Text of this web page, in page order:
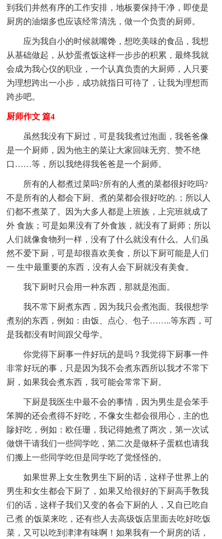
到我们井然有序的工作安排，地板要保持干净，即使是
厨房的油烟多也应该经常清洗，做一个负责的厨师。
应为我自小的时候就嘴馋，想吃美味的食品，我想
从基础做起，从炒蛋煮饭这样一步步的积累，最终我就
会成为我心仪的职业，一个认真负责的大厨师，人只要
为理想跨出一小步，成功就指日可待了，让我为理想而
跨步吧。
厨师作文 篇4
虽然我没有下厨过，可是我我煮过泡面，我爸爸像
是一个厨师，因为他主的菜让大家回味无穷、赞不绝
口……等，所以我绝得我爸爸是一个厨师。
所有的人都煮过菜吗?所有的人煮的菜都很好吃吗?
不是所有的人都会下厨、煮的菜都会很好吃的.；所以人
们都不煮菜了。因为大多人都是上班族，上完班就成了
外 食族；可是如果没有了外食族，就没有了厨师；所以
人们就像食物列一样，没有了什么就没有什么。人们虽
然不爱下厨，可是却很喜欢美食，所以下厨可能是人们
一 生中最重要的东西，没有人会下厨就没有美食。
我下厨时只会用一种东西，那就是泡面。
我不常下厨煮东西，因为我只会煮泡面。我很想学
煮别的东西，例如：由饭、点心、包子……..等东西，可
是我都没有时间跟父母学。
你觉得下厨事一件好玩的是吗？我觉得下厨事一件
非常好玩的事，只是因为我不会煮东西所以我才不常下
厨，如果我会煮东西，我可能会常常下厨。
下厨是我医生中最不会的事情，因为男生是会笨手
笨脚的还会煮得不好吃，不像女生都会很用心，主的也
贂好吃，例如：欧任珊，我记得她煮了两次，第一次试
做饼干请我们一些同学吃，第二次是做杯子蛋糕也请我
们搬上一些同学吃但是同学吃了觉怪怪的。
如果世界上女生敎男生下厨的话，这样子世界上的
男生和女生都会下厨了，如果又给很好的下厨高手敎我
们的话，这样子我们又变的各会下厨的人，又自已吃自
己煮 的饭菜来吃，还有些人去高级饭店里面去吃好吃饭
菜，又可以吃到津津有味啊！如果我有一个厨房的话，